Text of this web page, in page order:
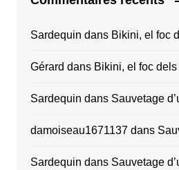
Sardequin dans Bikini, el foc
Gérard dans Bikini, el foc
Sardequin dans Sauvetage
damoiseau1671137dans
Sardequin dans Sauvetage